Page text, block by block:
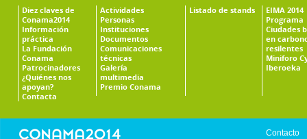
Diez claves de
Conama2014
Información
práctica
La Fundación
Conama
Patrocinadores
¿Quiénes nos
apoyan?
Contacta
Actividades
Personas
Instituciones
Documentos
Comunicaciones
técnicas
Galería
multimedia
Premio Conama
Listado de stands
EIMA 2014
Programa
Ciudades
en
resilentes
Miniforo
Iberoeka
Contacto